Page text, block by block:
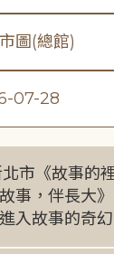
圖(總館)
07-28
北市《故事的
事，伴長大》
入故事的奇